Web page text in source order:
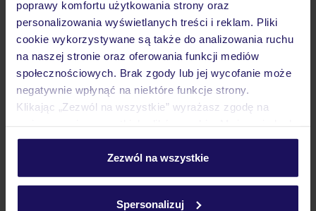
poprawy komfortu użytkowania strony oraz
personalizowania wyświetlanych treści i reklam. Pliki
cookie wykorzystywane są także do analizowania ruchu
na naszej stronie oraz oferowania funkcji mediów
społecznościowych. Brak zgody lub jej wycofanie może
negatywnie wpłynąć na niektóre funkcje strony.
Klikając „Zezwól na wszystkie” wyrażasz zgodę na
personalizować swój wybór wchodząc w zakładkę
Szczegółowe informacje o plikach cookie znajdziesz
Zezwól na wszystkie
Spersonalizuj
1 834 ZŁ
07.01.2027 - 13.01.2027
(6 noclegów)
Kraków (06:15)
Bez wyżywienia
5% ZALICZKI ZIMA 2026/27